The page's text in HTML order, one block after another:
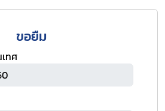
ขอยืม
ทศ